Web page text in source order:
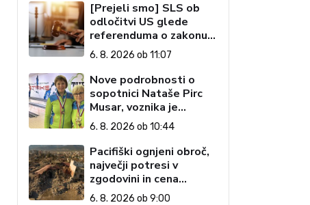
[Prejeli smo] SLS ob
odločitvi US glede
referenduma o zakonu o
interventnih ukrepih za
razvoj Slovenije
6. 8. 2026 ob 11:07
Nove podrobnosti o
sopotnici Nataše Pirc
Musar, voznika je
tožilstvo že
preiskovalo – zaradi
trgovine z drogami
6. 8. 2026 ob 10:44
Pacifiški ognjeni obroč,
največji potresi v
zgodovini in cena
pozabe
6. 8. 2026 ob 9:00